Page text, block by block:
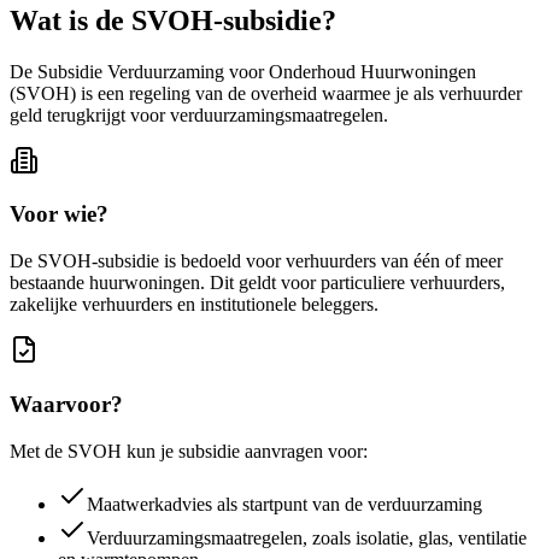
Wat is de SVOH-subsidie?
De Subsidie Verduurzaming voor Onderhoud Huurwoningen
(SVOH) is een regeling van de overheid waarmee je als verhuurder
geld terugkrijgt voor verduurzamingsmaatregelen.
Voor wie?
De SVOH-subsidie is bedoeld voor verhuurders van één of meer
bestaande huurwoningen. Dit geldt voor particuliere verhuurders,
zakelijke verhuurders en institutionele beleggers.
Waarvoor?
Met de SVOH kun je subsidie aanvragen voor:
Maatwerkadvies als startpunt van de verduurzaming
Verduurzamingsmaatregelen, zoals isolatie, glas, ventilatie